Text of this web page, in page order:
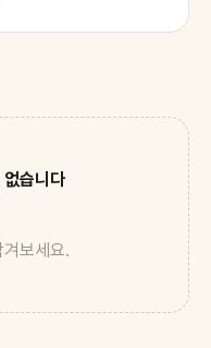
습니다
보세요.